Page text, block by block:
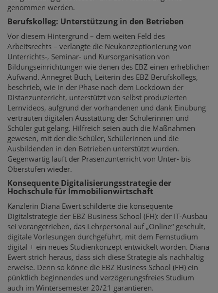
genommen werden.
Berufskolleg: Unterstützung in den Betrieben
Vor diesem Hintergrund – dem weiten Feld des
Arbeitsrechts – verlangte die Neukonzeptionierung von
Unterrichts-, Seminar- und Kursorganisation von
Bildungseinrichtungen wie denen des EBZ einen erheblichen
Aufwand. Annegret Buch, Leiterin des EBZ Berufskollegs,
beschrieb, wie in der Phase nach dem Lockdown der
Distanzunterricht, unterstützt von selbst produzierten
Lernvideos, aufgrund der vorhandenen und dank Einübung
vertrauten digitalen Ausstattung der Schülerinnen und
Schüler gut gelang. Hilfreich seien auch die Maßnahmen
gewesen, mit der die Schüler, Schülerinnen und die
Ausbildenden in den Betrieben unterstützt wurden.
Gegenwärtig läuft der Präsenzunterricht von Unter- bis
Oberstufen wieder.
Konsequente Digitalisierungsstrategie der
Hochschule für Immobilienwirtschaft
Kanzlerin Diana Ewert schilderte die konsequente
Digitalstrategie der EBZ Business School (FH): der IT-Ausbau
sei vorangetrieben, das Lehrpersonal auf „Online“ geschult,
digitale Vorlesungen durchgeführt, mit dem Fernstudium
digital + ein neues Studienkonzept entwickelt worden. Diana
Ewert strich heraus, dass sich diese Strategie als nachhaltig
erweise. Denn so könne die EBZ Business School (FH) ein
pünktlich beginnendes und verzögerungsfreies Studium
auch im Wintersemester 20/21 garantieren.